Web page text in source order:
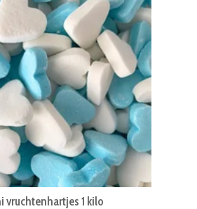
vruchtenhartjes 1 kilo